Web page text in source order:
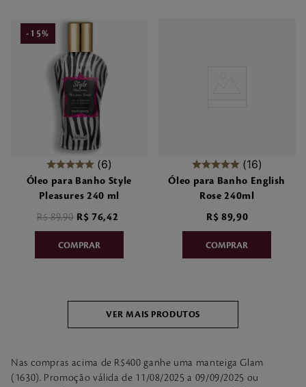
- 15%
6
Óleo para Banho Style
Pleasures 240 ml
R$ 89,90 R$ 76,42
16
Óleo para Banho English
Rose 240ml
R$ 89,90
Nas compras acima de R$400 ganhe uma manteiga Glam
(1630). Promoção válida de 11/08/2025 a 09/09/2025 ou